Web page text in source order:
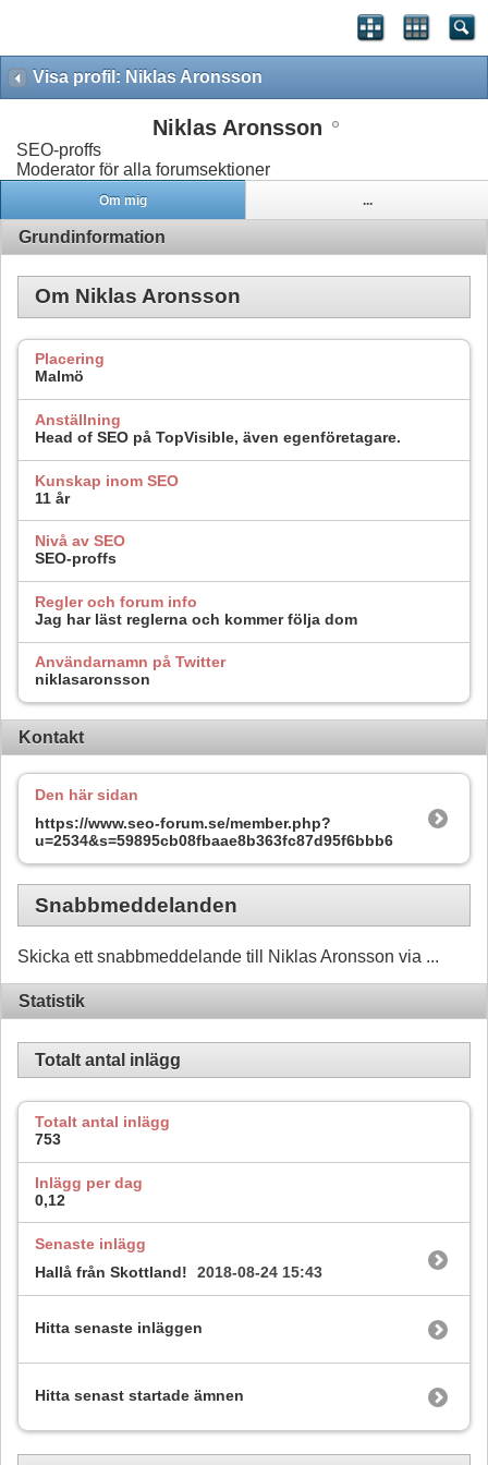
Visa profil: Niklas Aronsson
Niklas Aronsson
SEO-proffs
Moderator för alla forumsektioner
Om mig ...
Grundinformation
Om Niklas Aronsson
Placering
Malmö
Anställning
Head of SEO på TopVisible, även egenföretagare.
Kunskap inom SEO
11 år
Nivå av SEO
SEO-proffs
Regler och forum info
Jag har läst reglerna och kommer följa dom
Användarnamn på Twitter
niklasaronsson
Kontakt
Den här sidan
https://www.seo-forum.se/member.php?
u=2534&s=59895cb08fbaae8b363fc87d95f6bbb6
Snabbmeddelanden
Skicka ett snabbmeddelande till Niklas Aronsson via ...
Statistik
Totalt antal inlägg
Totalt antal inlägg
753
Inlägg per dag
0,12
Senaste inlägg
Hallå från Skottland!
2018-08-24 15:43
Hitta senaste inläggen
Hitta senast startade ämnen